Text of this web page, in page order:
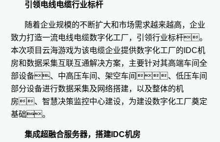
引领电线电缆行业标杆
随着企业规模的不断扩大和市场需求越来越高，企业
致力打造一流电线电缆数字化工厂，引领行业标杆。
本次项目云海游戏为该电缆企业提供数字化工厂的IDC机
房和数据采集互联互通解决方案，主要针对其高端车间全
部设备、中高压车间、架空车间、低压车间
部分设备进行数据采集及网络搭建，以及整体的机
房、智慧决策监控中心建设，为建设数字化工厂奠定
基础。
集成超融合服务器，搭建IDC机房